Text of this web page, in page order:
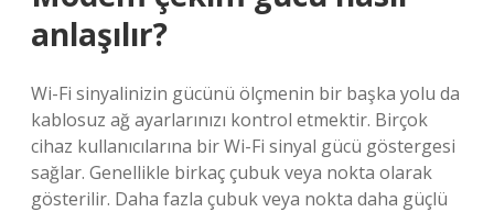
anlaşılır?
Wi-Fi sinyalinizin gücünü ölçmenin bir başka yolu da
kablosuz ağ ayarlarınızı kontrol etmektir. Birçok
cihaz kullanıcılarına bir Wi-Fi sinyal gücü göstergesi
sağlar. Genellikle birkaç çubuk veya nokta olarak
gösterilir. Daha fazla çubuk veya nokta daha güçlü